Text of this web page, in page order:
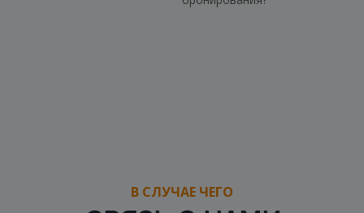
В СЛУЧАЕ ЧЕГО